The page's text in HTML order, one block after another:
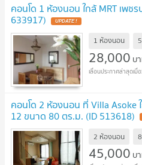
คอนโด 1 ห้องนอน ใกล้ MRT เพช
633917) UPDATE !
1 ห้องนอน
28,000 บ
คอนโด 2 ห้องนอน ที่ Villa Asoke
12 ขนาด 80 ตร.ม. (ID 513618)
2 ห้องนอน
45,000 บ